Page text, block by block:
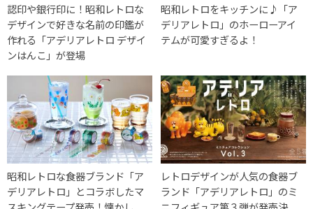
認印や銀行印に！昭和レトロな
デザインで好きな名前の印鑑が
作れる「アデリアレトロ デザイ
ンはんこ」が登場
昭和レトロをキッチンに♪「ア
デリアレトロ」のホーローアイ
テムが可愛すぎるよ！
昭和レトロな食器ブランド「ア
デリアレトロ」とコラボしたマ
レトロデザインが人気の食器ブ
ランド「アデリアレトロ」のミ